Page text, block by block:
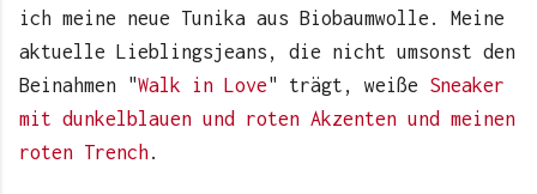
ich meine neue Tunika aus Biobaumwolle. Meine
aktuelle Lieblingsjeans, die nicht umsonst den
Beinahmen "Walk in Love" trägt, weiße Sneaker
mit dunkelblauen und roten Akzenten und meinen
roten Trench.